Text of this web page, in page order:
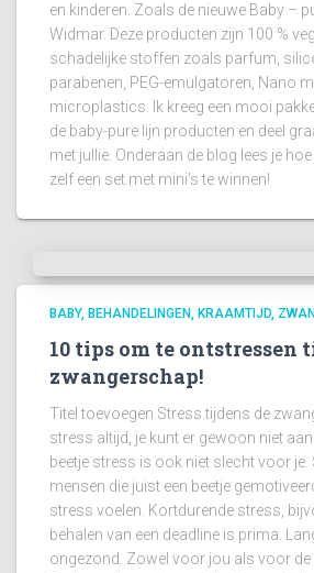
en kinderen. Zoals de nieuwe Baby –
Widmar. Deze producten zijn 100 %
schadelijke stoffen zoals parfum,
parabenen, PEG-emulgatoren, Nano
microplastics. Ik kreeg een mooi
de baby-pure lijn producten en deel
met jullie. Onderaan de blog lees je
zelf een set met mini’s te winnen!
BABY BEHANDELINGEN KRAAMTIJD
10 tips om te ontstressen
zwangerschap!
Titel toevoegen Stress tijdens de
stress altijd, je kunt er gewoon niet
beetje stress is ook niet slecht voor je.
mensen die juist een beetje
stress voelen. Kortdurende stress,
behalen van een deadline is prima.
ongezond. Zowel voor jou als voor de